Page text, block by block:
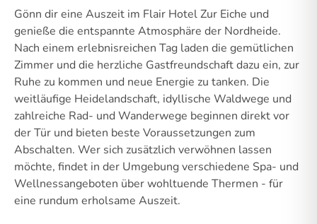
Gönn dir eine Auszeit im Flair Hotel Zur Eiche und
genieße die entspannte Atmosphäre der Nordheide.
Nach einem erlebnisreichen Tag laden die gemütlichen
Zimmer und die herzliche Gastfreundschaft dazu ein, zur
Ruhe zu kommen und neue Energie zu tanken. Die
weitläufige Heidelandschaft, idyllische Waldwege und
zahlreiche Rad- und Wanderwege beginnen direkt vor
der Tür und bieten beste Voraussetzungen zum
Abschalten. Wer sich zusätzlich verwöhnen lassen
möchte, findet in der Umgebung verschiedene Spa- und
Wellnessangeboten über wohltuende Thermen - für
eine rundum erholsame Auszeit.